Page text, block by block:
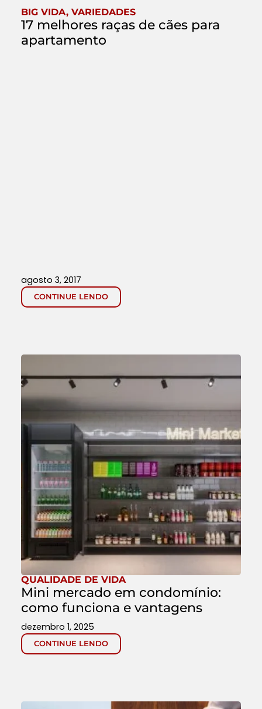
BIG VIDA, VARIEDADES
17 melhores raças de cães para
apartamento
CONTINUE LENDO
agosto 3, 2017
QUALIDADE DE VIDA
Mini mercado em condomínio:
como funciona e vantagens
CONTINUE LENDO
dezembro 1, 2025